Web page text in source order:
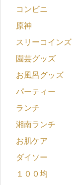
コンビニ
原神
スリーコインズ
園芸グッズ
お風呂グッズ
パーティー
ランチ
湘南ランチ
お肌ケア
ダイソー
１００均